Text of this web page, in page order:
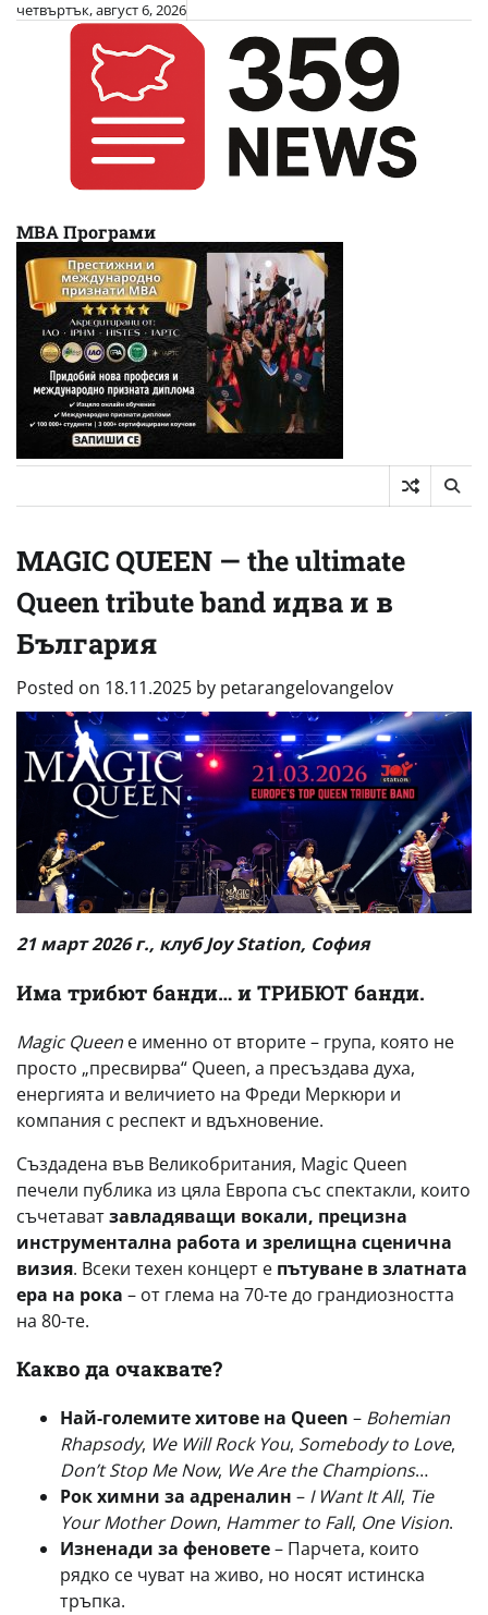
Skipчетвъртък, август 6, 2026
МВА Програми
MAGIC QUEEN — the ultimate
Queen tribute band идва и в
България
Posted on 18.11.2025 by petarangelovangelov
21 март 2026 г., клуб Joy Station, София
Има трибют банди… и ТРИБЮТ банди.
Magic Queen е именно от вторите – група, която не
просто „пресвирва“ Queen, а пресъздава духа,
енергията и величието на Фреди Меркюри и
компания с респект и вдъхновение.
Създадена във Великобритания, Magic Queen
печели публика из цяла Европа със спектакли, които
съчетаватзавладяващи вокали, прецизна
инструментална работа и зрелищна сценична
визия. Всеки техен концерт е пътуване в златната
ера на рока – от глема на 70-те до грандиозността
на 80-те.
Какво да очаквате?
Най-големите хитове на Queen – Bohemian
Rhapsody, We Will Rock You, Somebody to Love,
Don’t Stop Me Now, We Are the Champions…
Рок химни за адреналин – I Want It All, Tie
Your Mother Down, Hammer to Fall, One Vision.
Изненади за феновете– Парчета, които
рядко се чуват на живо, но носят истинска
тръпка.